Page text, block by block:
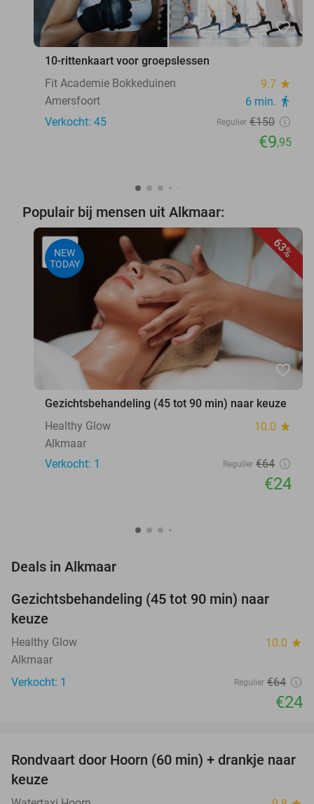
favorite_border
10-rittenkaart voor groepslessen
Fit Academie Bokkeduinen
9.7 star
Amersfoort 6 min. directions_walk
Verkocht: 45 Regulier €150
€9,95
Populair bij mensen uit Alkmaar:
63%
NEW
TODAY
favorite_border
Gezichtsbehandeling (45 tot 90 min) naar keuze
Healthy Glow
10.0 star
Alkmaar
Verkocht: 1
Regulier €64
€24
Deals in Alkmaar
TODAY
Gezichtsbehandeling (45 tot 90 min) naar
keuze
Healthy Glow 10.0 star
Alkmaar
Verkocht: 1
Regulier €64
€24
38%
Rondvaart door Hoorn (60 min) + drankje naar
keuze